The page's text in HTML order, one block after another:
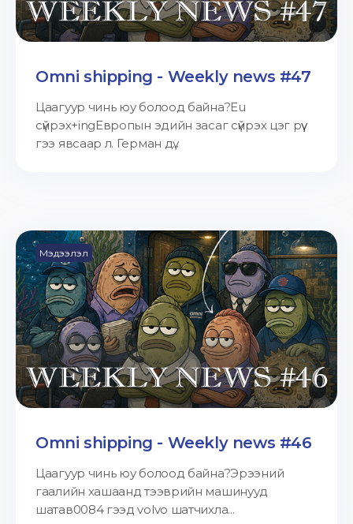
Omni shipping - Weekly news #47
Цаагуур чинь юу болоод байна?Eu
сүйрэх+ingЕвропын эдийн засаг сүйрэх цэг рүү
гээ явсаар л. Герман дү...
Мэдээлэл
Omni shipping - Weekly news #46
Цаагуур чинь юу болоод байна?Эрээний
гаалийн хашаанд тээврийн машинууд
шатав0084 гээд volvo шатчихла...